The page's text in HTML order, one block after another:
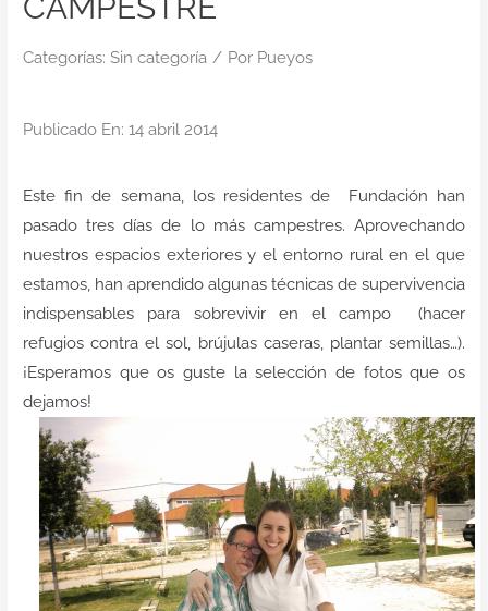
Espacio de bienestar
Responsabilidad social
Actualidad
Contacto
Categorías: Sin categoría / Por Pueyos
Publicado En: 14 abril 2014
Este fin de semana, los residentes de Fundación han
pasado tres días de lo más campestres. Aprovechando
nuestros espacios exteriores y el entorno rural en el que
estamos, han aprendido algunas técnicas de supervivencia
indispensables para sobrevivir en el campo (hacer
refugios contra el sol, brújulas caseras, plantar semillas…).
¡Esperamos que os guste la selección de fotos que os
dejamos!